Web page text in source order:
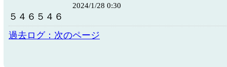
2024/1/28 0:30
５４６５４６
過去ログ：次のページ